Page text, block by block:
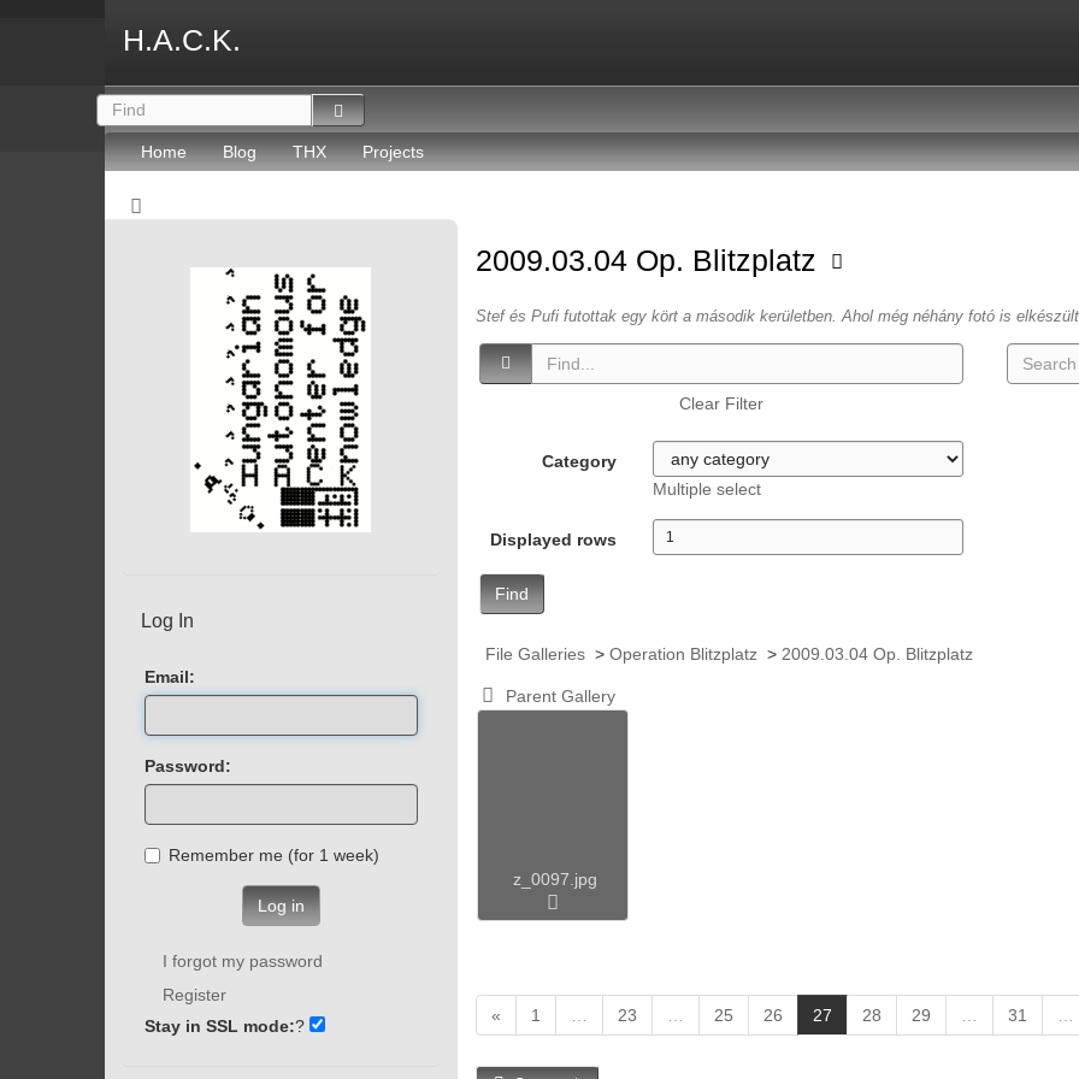
H.A.C.K.
Home Blog THX Projects
2009.03.04 Op. Blitzplatz
Stef és Pufi futottak egy kört a második kerületben. Ahol még néhány fotó is
Clear Filter
Category
Multiple select
Displayed rows
Find
File Galleries> Operation Blitzplatz> 2009.03.04 Op. Blitzplatz
Parent Gallery
z_0097.jpg
« 1 23 25 26 27(
c
28 29 31
Log In
Email:
Password:
Remember me (for 1 week)
Log in
I forgot my password
Register
Stay in SSL mode:?